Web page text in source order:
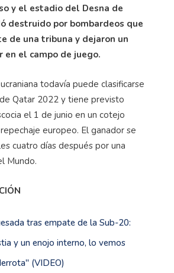
y el estadio del Desna de
destruido por bombardeos que
de una tribuna y dejaron un
en el campo de juego.
todavía puede clasificarse
Qatar 2022 y tiene previsto
el 1 de junio en un cotejo
europeo. El ganador se
cuatro días después por una
Mundo.
tras empate de la Sub-20:
y un enojo interno, lo vemos
(VIDEO)